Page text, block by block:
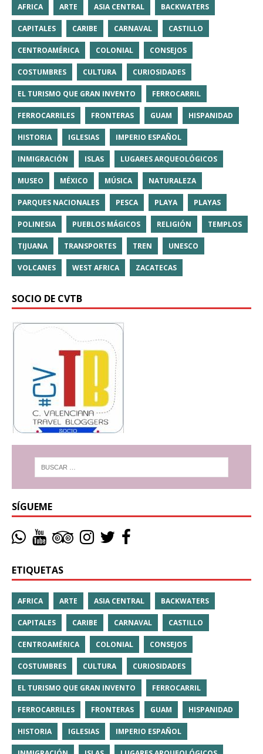
AFRICA ARTE ASIA CENTRAL BACKWATERS
CAPITALES CARIBE CARNAVAL CASTILLO
CENTROAMÉRICA COLONIAL CONSEJOS
COSTUMBRES CULTURA CURIOSIDADES
EL TURISMO QUE GRAN INVENTO FERROCARRIL
FERROCARRILES FRONTERAS GUAM HISPANIDAD
HISTORIA IGLESIAS IMPERIO ESPAÑOL
INMIGRACIÓN ISLAS LUGARES ARQUEOLÓGICOS
MUSEO MÉXICO MÚSICA NATURALEZA
PARQUES NACIONALES PESCA PLAYA PLAYAS
POLINESIA PUEBLOS MÁGICOS RELIGIÓN TEMPLOS
TIJUANA TRANSPORTES TREN UNESCO
VOLCANES WEST AFRICA ZACATECAS
SOCIO DE CVTB
SÍGUEME
ETIQUETAS
AFRICA ARTE ASIA CENTRAL BACKWATERS
CAPITALES CARIBE CARNAVAL CASTILLO
CENTROAMÉRICA COLONIAL CONSEJOS
COSTUMBRES CULTURA CURIOSIDADES
EL TURISMO QUE GRAN INVENTO FERROCARRIL
FERROCARRILES FRONTERAS GUAM HISPANIDAD
HISTORIA IGLESIAS IMPERIO ESPAÑOL